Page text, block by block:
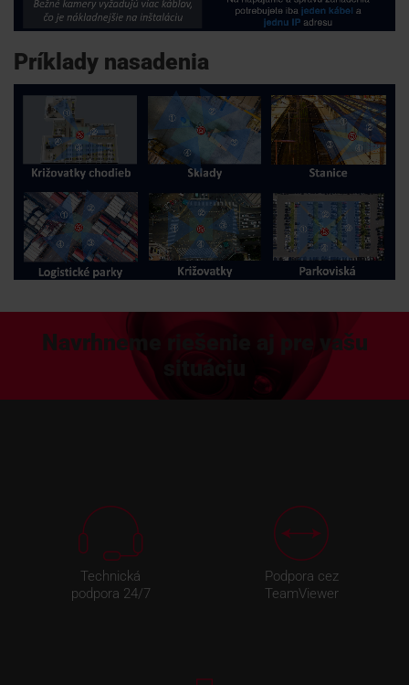
Príklady nasadenia
Navrhneme riešenie aj pre vašu
Technická
podpora 24/7
Podpora cez
TeamViewer